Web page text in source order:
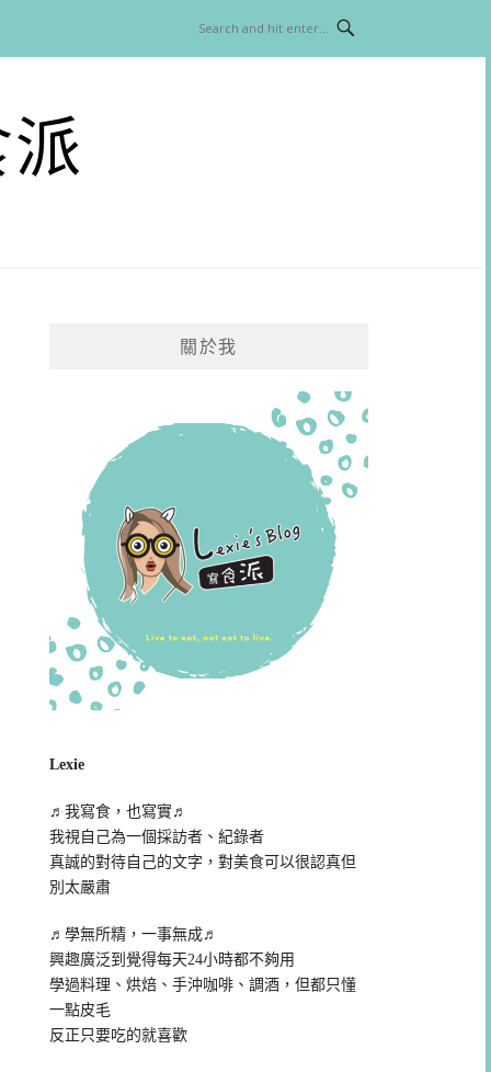
關於我
Lexie
♬我寫食，也寫實♬
我視自己為一個採訪者、紀錄者
真誠的對待自己的文字，對美食可以很認真但
別太嚴肅
♬學無所精，一事無成♬
興趣廣泛到覺得每天24小時都不夠用
學過料理、烘焙、手沖咖啡、調酒，但都只懂
一點皮毛
反正只要吃的就喜歡